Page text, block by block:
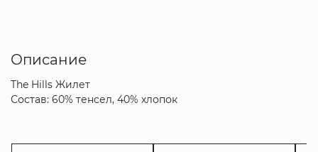
Описание
The Hills Жилет
Состав: 60% тенсел, 40% хлопок